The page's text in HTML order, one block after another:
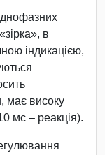
в
індикацією,
має високу
мс – реакція).